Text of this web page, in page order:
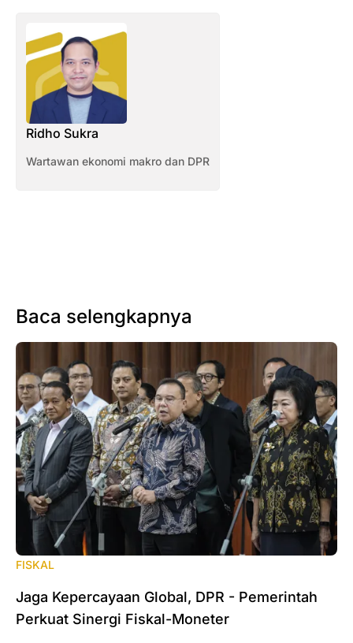
Ridho Sukra
Wartawan ekonomi makro dan DPR
Baca selengkapnya
FISKAL
Jaga Kepercayaan Global, DPR - Pemerintah
Perkuat Sinergi Fiskal-Moneter